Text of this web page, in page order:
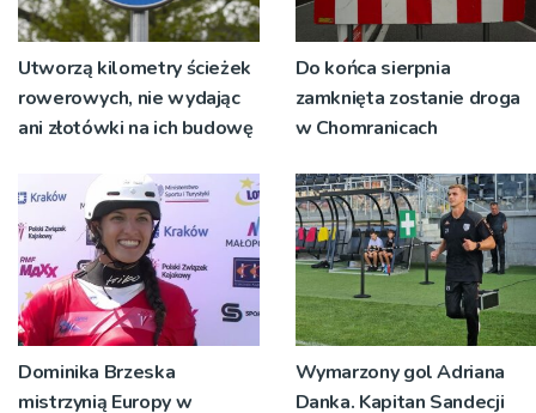
Utworzą kilometry ścieżek
rowerowych, nie wydając
ani złotówki na ich budowę
Do końca sierpnia
zamknięta zostanie droga
w Chomranicach
Dominika Brzeska
mistrzynią Europy w
Wymarzony gol Adriana
Danka. Kapitan Sandecji